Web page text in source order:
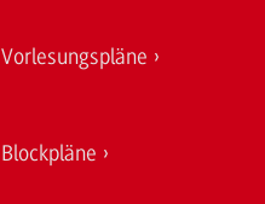
Vorlesungspläne
Blockpläne